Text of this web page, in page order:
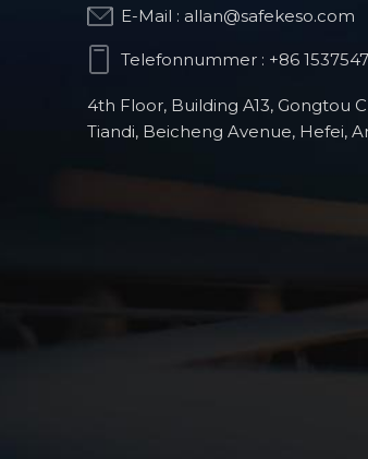
Strukturteil
E-Mail : allan@safekeso.com
Telefonnummer : +86
4th Floor, Building A13, Gongtou
Tiandi, Beicheng Avenue, Hefei,